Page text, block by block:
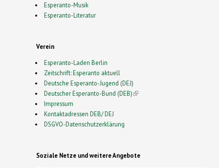
Esperanto-Musik
Esperanto-Literatur
Verein
Esperanto-Laden Berlin
Zeitschrift: Esperanto aktuell
Deutsche Esperanto-Jugend (DEJ)
Deutscher Esperanto-Bund (DEB)(link is external)
Impressum
Kontaktadressen DEB/ DEJ
DSGVO-Datenschutzerklärung
Soziale Netze und weitere Angebote